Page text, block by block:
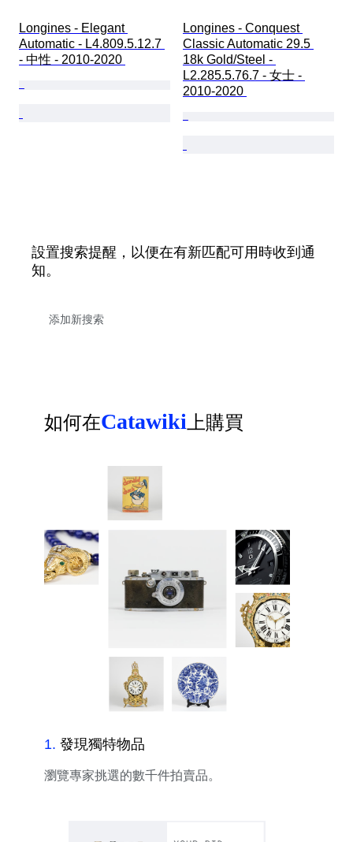
Longines - Elegant
Automatic - L4.809.5.12.7
- 中性 - 2010-2020
Longines - Conquest
Classic Automatic 29.5
18k Gold/Steel -
L2.285.5.76.7 - 女士 -
2010-2020
設置搜索提醒，以便在有新匹配可用時收到通
知。
如何在Catawiki 上購買
1. 發現獨特物品
瀏覽專家挑選的數千件拍賣品。